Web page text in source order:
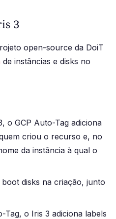
3
open-source da DoiT
de instâncias e disks no
o GCP Auto-Tag adiciona
criou o recurso e, no
da instância à qual o
disks na criação, junto
Tag, o Iris 3 adiciona labels